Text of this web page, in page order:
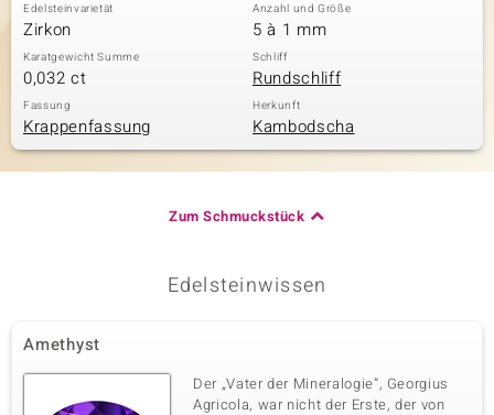
Edelsteinvarietät
Zirkon
Anzahl und Größe
5 à 1 mm
Karatgewicht Summe
0,032 ct
Schliff
Rundschliff
Fassung
Krappenfassung
Herkunft
Kambodscha
Zum Schmuckstück
Edelsteinwissen
Amethyst
Der „Vater der Mineralogie“, Georgius
Agricola, war nicht der Erste, der von